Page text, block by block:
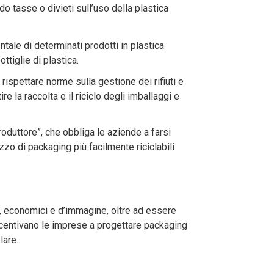
tasse o divieti sull’uso della plastica
di determinati prodotti in plastica
di plastica.
norme sulla gestione dei rifiuti e
la raccolta e il riciclo degli imballaggi e
che obbliga le aziende a farsi
di packaging più facilmente riciclabili
e d’immagine, oltre ad essere
le imprese a progettare packaging